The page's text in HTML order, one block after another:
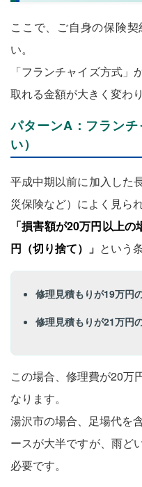
ここで、ご自身の保険
い。
「フランチャイズ方式
取れる金額が大きく変わり
パターンA：フラン
い）
平成中期以前に加入した
災保険など）によく見ら
「損害額が20万円以上
円（切り捨て）」 という
修理見積もりが19万円
修理見積もりが21万円
この場合、修理費が20万
なります。
湯沢市の場合、足場代を
ースが大半ですが、雨ど
必要です。